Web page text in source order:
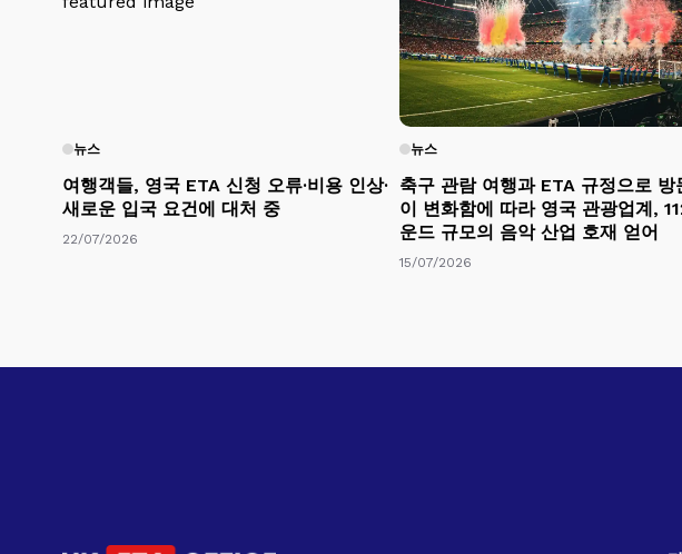
뉴스
여행객들, 영국 ETA 신청 오류·비용 인상·
새로운 입국 요건에 대처 중
22/07/2026
뉴스
축구 관람 여행과 ETA 규정으로 방
이 변화함에 따라 영국 관광업계,
운드 규모의 음악 산업 호재 얻어
15/07/2026